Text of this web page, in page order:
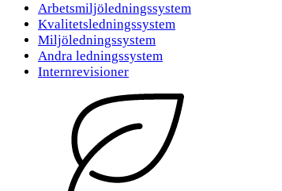
Arbetsmiljöledningssystem
Kvalitetsledningssystem
Miljöledningssystem
Andra ledningssystem
Internrevisioner